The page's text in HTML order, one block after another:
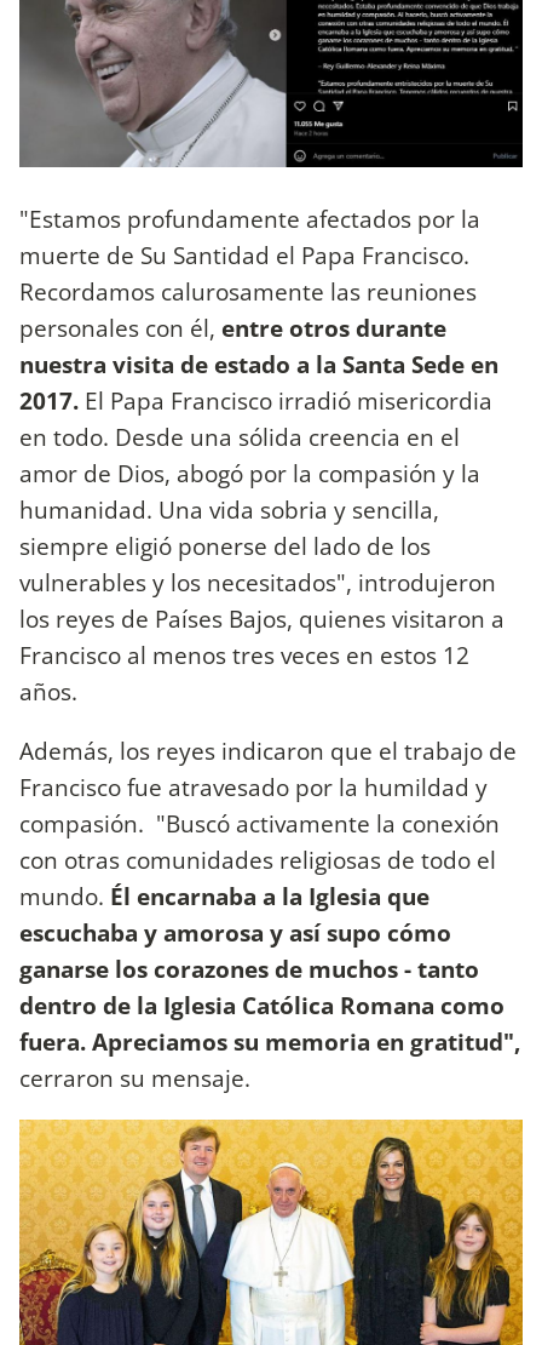
"Estamos profundamente afectados por la
muerte de Su Santidad el Papa Francisco.
Recordamos calurosamente las reuniones
personales con él, entre otros durante
nuestra visita de estado a la Santa Sede en
2017. El Papa Francisco irradió misericordia
en todo. Desde una sólida creencia en el
amor de Dios, abogó por la compasión y la
humanidad. Una vida sobria y sencilla,
siempre eligió ponerse del lado de los
vulnerables y los necesitados", introdujeron
los reyes de Países Bajos, quienes visitaron a
Francisco al menos tres veces en estos 12
años.
Además, los reyes indicaron que el trabajo de
Francisco fue atravesado por la humildad y
compasión. "Buscó activamente la conexión
con otras comunidades religiosas de todo el
mundo. Él encarnaba a la Iglesia que
escuchaba y amorosa y así supo cómo
ganarse los corazones de muchos - tanto
dentro de la Iglesia Católica Romana como
fuera. Apreciamos su memoria en gratitud",
cerraron su mensaje.